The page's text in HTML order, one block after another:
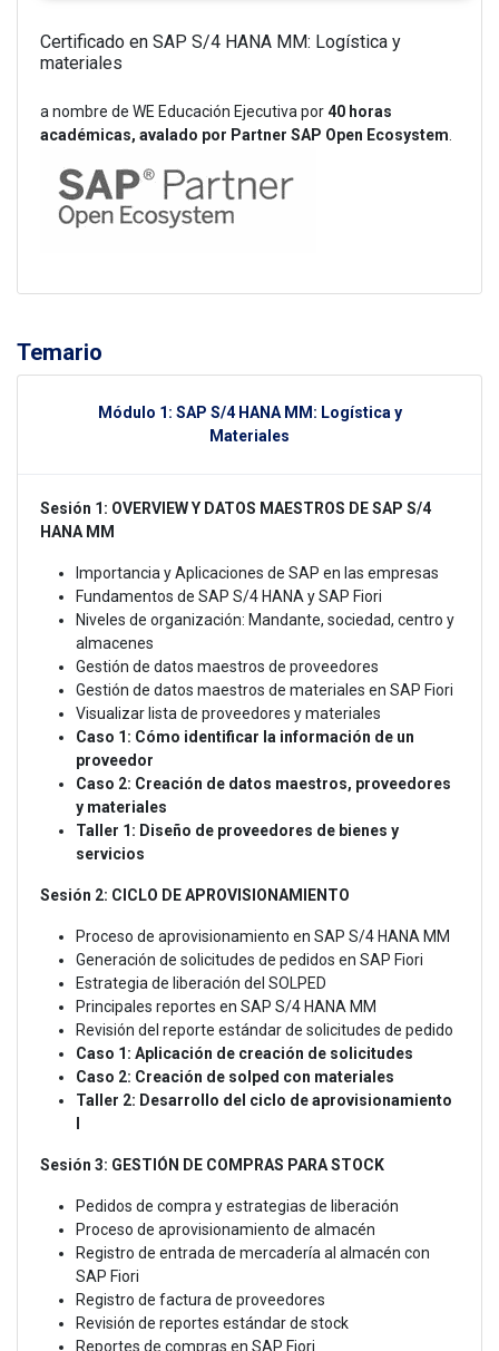
Logística y
por40 horas
SAP Open Ecosystem.
Temario
Módulo 1: SAP S/4 HANA MM: Logística y
Materiales
Sesión 1: OVERVIEW Y DATOS MAESTROS DE SAP S/4
HANA MM
Importancia y Aplicaciones de SAP en las empresas
Fundamentos de SAP S/4 HANA y SAP Fiori
Niveles de organización: Mandante, sociedad, centro y
almacenes
Gestión de datos maestros de proveedores
Gestión de datos maestros de materiales en SAP Fiori
Visualizar lista de proveedores y materiales
Caso 1: Cómo identificar la información de un
proveedor
Caso 2: Creación de datos maestros, proveedores
y materiales
Taller 1: Diseño de proveedores de bienes y
servicios
Sesión 2: CICLO DE APROVISIONAMIENTO
Proceso de aprovisionamiento en SAP S/4 HANA MM
Generación de solicitudes de pedidos en SAP Fiori
Estrategia de liberación del SOLPED
Principales reportes en SAP S/4 HANA MM
Revisión del reporte estándar de solicitudes de pedido
Caso 1: Aplicación de creación de solicitudes
Caso 2: Creación de solped con materiales
Taller 2: Desarrollo del ciclo de aprovisionamiento
Sesión 3: GESTIÓN DE COMPRAS PARA STOCK
Pedidos de compra y estrategias de liberación
Proceso de aprovisionamiento de almacén
Registro de entrada de mercadería al almacén con
SAP Fiori
Registro de factura de proveedores
Revisión de reportes estándar de stock
Reportes de compras en SAP Fiori